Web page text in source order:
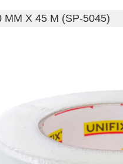
X 45 М (SP-5045)